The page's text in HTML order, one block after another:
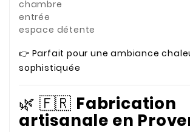
chambre
entrée
espace détente
👉 Parfait pour une ambiance
sophistiquée
🌿 🇫🇷 Fabrication
artisanale en